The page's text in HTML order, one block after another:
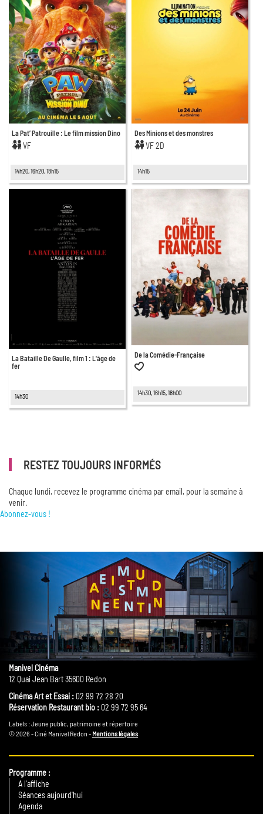
La Pat’ Patrouille : Le film mission Dino
VF
14h20, 16h20, 18h15
Des Minions et des monstres
VF 2D
14h15
La Bataille De Gaulle, film 1 : L'âge de
fer
14h30
De la Comédie-Française
14h30, 16h15, 18h00
RESTEZ TOUJOURS INFORMÉS
Chaque lundi, recevez le programme cinéma par email, pour la semaine à
venir.
Abonnez-vous !
Manivel Cinéma
12 Quai Jean Bart 35600 Redon
Cinéma Art et Essai :02 99 72 28 20
Réservation Restaurant bio :02 99 72 95 64
Labels : Jeune public, patrimoine et répertoire
© 2026 - Ciné Manivel Redon - Mentions légales
Programme
A l'affiche
Séances aujourd'hui
Agenda